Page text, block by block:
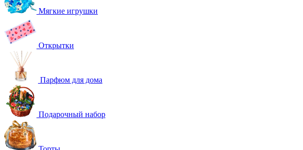
Мягкие игрушки
Открытки
Парфюм для дома
Подарочный набор